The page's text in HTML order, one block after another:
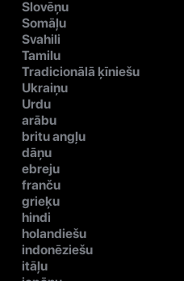
Slovēņu
Somāļu
Svahili
Tamilu
Tradicionālā ķīniešu
Ukraiņu
Urdu
arābu
britu angļu
dāņu
ebreju
franču
grieķu
hindi
holandiešu
indonēziešu
itāļu